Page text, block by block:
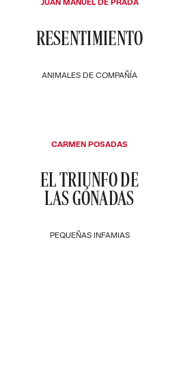
ANIMALES DE COMPAÑÍA
RESENTIMIENTO
PEQUEÑAS INFAMIAS
EL TRIUNFO DE
LAS GÓNADAS
CARMEN POSADAS